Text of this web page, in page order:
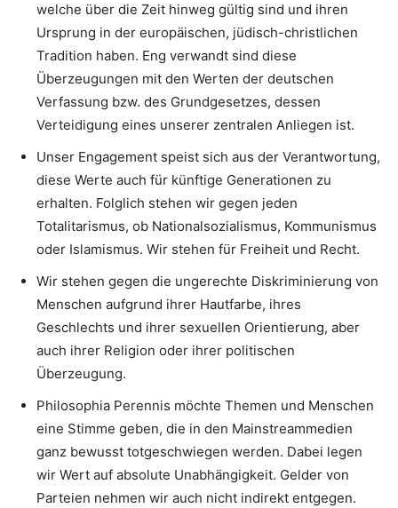
welche über die Zeit hinweg gültig sind und ihren
Ursprung in der europäischen, jüdisch-christlichen
Tradition haben. Eng verwandt sind diese
Überzeugungen mit den Werten der deutschen
Verfassung bzw. des Grundgesetzes, dessen
Verteidigung eines unserer zentralen Anliegen ist.
Unser Engagement speist sich aus der Verantwortung,
diese Werte auch für künftige Generationen zu
erhalten. Folglich stehen wir gegen jeden
Totalitarismus, ob Nationalsozialismus, Kommunismus
oder Islamismus. Wir stehen für Freiheit und Recht.
Wir stehen gegen die ungerechte Diskriminierung von
Menschen aufgrund ihrer Hautfarbe, ihres
Geschlechts und ihrer sexuellen Orientierung, aber
auch ihrer Religion oder ihrer politischen
Überzeugung.
Philosophia Perennis möchte Themen und Menschen
eine Stimme geben, die in den Mainstreammedien
ganz bewusst totgeschwiegen werden. Dabei legen
wir Wert auf absolute Unabhängigkeit. Gelder von
Parteien nehmen wir auch nicht indirekt entgegen.